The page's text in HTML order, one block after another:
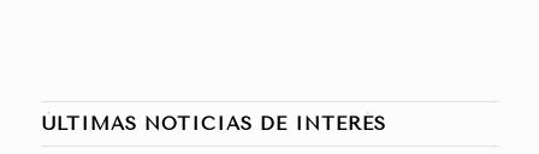
ÚLTIMAS NOTICIAS DE INTERÉS